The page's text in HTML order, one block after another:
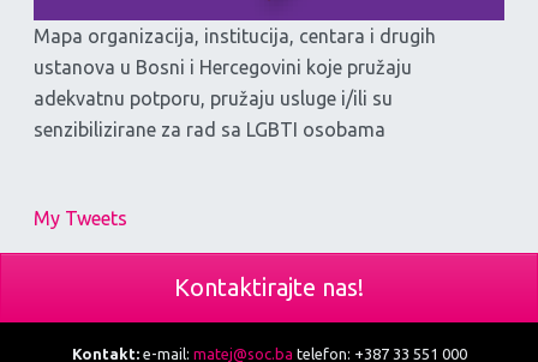
Mapa organizacija, institucija, centara i drugih
ustanova u Bosni i Hercegovini koje pružaju
adekvatnu potporu, pružaju usluge i/ili su
senzibilizirane za rad sa LGBTI osobama
My Tweets
Kontaktirajte nas!
Kontakt:e-mail: matej@soc.ba telefon: +387 33 551 000